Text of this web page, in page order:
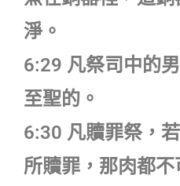
淨。
6:29 凡祭司中的
至聖的。
6:30 凡贖罪祭，
所贖罪，那肉都